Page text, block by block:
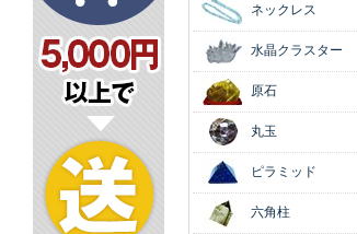
ネックレス
水晶クラスター
原石
丸玉
ピラミッド
六角柱